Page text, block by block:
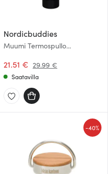
Nordicbuddies
Muumi Termospullo
21.51 € 29.99 €
Saatavilla
-40%